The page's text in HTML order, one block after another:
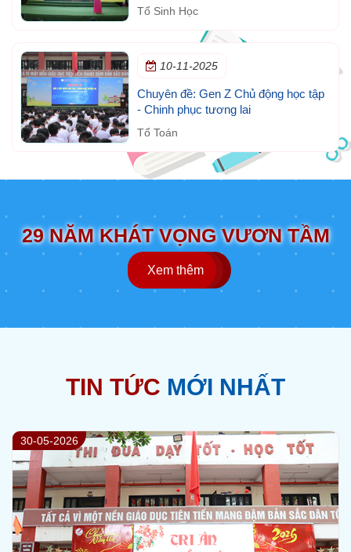
ngày thế giới phòng, chống HIV/AIDS
(1/12)
Tổ Sinh Học
10-11-2025
Chuyên đề: Gen Z Chủ động học tập
- Chinh phục tương lai
Tổ Toán
29 NĂM KHÁT VỌNG VƯƠN TẦM
Xem thêm
TIN TỨC MỚI NHẤT
29-05-2026